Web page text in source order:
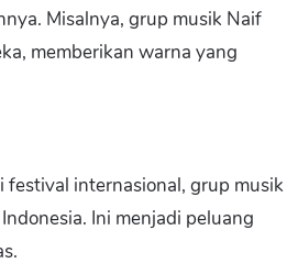
Misalnya, grup musik Naif
memberikan warna yang
internasional, grup musik
Ini menjadi peluang